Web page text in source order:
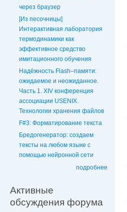
через браузер
[Из песочницы]
Интерактивная лаборатория
термодинамики как
эффективное средство
имитационного обучения
Надёжность Flash–памяти:
ожидаемое и неожиданное.
Часть 1. XIV конференция
ассоциации USENIX.
Технологии хранения файлов
F#3: Форматирование текста
Бредогенератор: создаем
тексты на любом языке с
помощью нейронной сети
подробнее
Активные
обсуждения форума